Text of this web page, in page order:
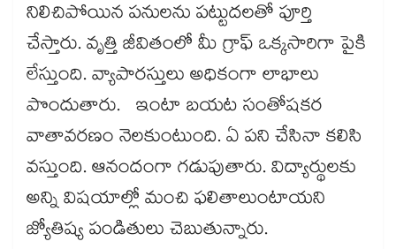
నిలిచిపోయిన పనులను పట్టుదలతో పూర్తి
చేస్తారు. వృత్తి జీవితంలో మీ గ్రాఫ్ ఒక్కసారిగా పైకి
లేస్తుంది. వ్యాపారస్తులు అధికంగా లాభాలు
పొందుతారు. ఇంటా బయట సంతోషకర
వాతావరణం నెలకుంటుంది. ఏ పని చేసినా కలిసి
వస్తుంది. ఆనందంగా గడుపుతారు. విద్యార్థులకు
అన్ని విషయాల్లో మంచి ఫలితాలుంటాయని
జ్యోతిష్య పండితులు చెబుతున్నారు.